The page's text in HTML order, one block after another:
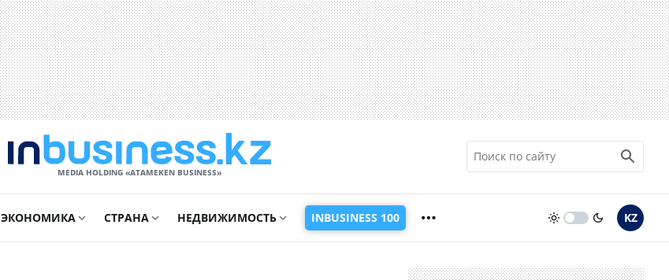
MEDIA HOLDING «ATAMEKЕN BUSINESS»
ЭКОНОМИКА СТРАНА НЕДВИЖИМОСТЬ INBUSINESS 100 KZ